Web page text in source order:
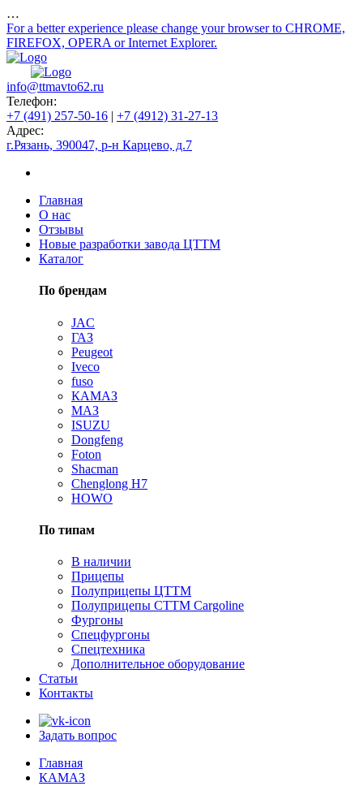
…
For a better experience please change your browser to CHROME,
FIREFOX, OPERA or Internet Explorer.
info@ttmavto62.ru
Телефон:
+7 (491) 257-50-16 | +7 (4912) 31-27-13
Адрес:
г.Рязань, 390047, р-н Карцево, д.7
Главная
О нас
Отзывы
Новые разработки завода ЦТТМ
Каталог
По брендам
JAC
ГАЗ
Peugeot
Iveco
fuso
КАМАЗ
МАЗ
ISUZU
Dongfeng
Foton
Shacman
Сhenglong H7
HOWO
По типам
В наличии
Прицепы
Полуприцепы ЦТТМ
Полуприцепы CTTM Cargoline
Фургоны
Спецфургоны
Спецтехника
Дополнительное оборудование
Статьи
Контакты
Задать вопрос
Главная
КАМАЗ